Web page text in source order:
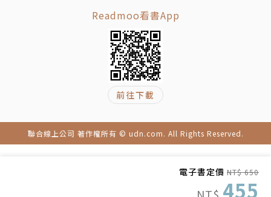
電子書定價 NT$ 650
455
勳章，自稱「視覺的歷史學家」，主張人物攝影應當展
現人的記憶與苦痛，與帕慕克同為世界知名的土耳其文
化巨擘，兩人也曾合作伊斯坦堡攝影集。
我日夜行走，看著所有瞬間的街景綿延成漫長的五十
而我心中的那個陌生人，也不停編織著在這座城市留下
痕跡的奇異故事……
梅夫魯特在伊斯坦堡的大街小巷日夜行走。
十五、聖導師 我受到非常不公平的對待
十六、賓邦咖啡 讓他們知道你的價值
十七、咖啡館員工的大騙局 你別插手
十八、在賓邦咖啡館的最後時日 兩萬頭羊
一、連襟卜茶店 國家以你為榮
二、在小店裡與兩個女人共處 其他電表與其他家庭
三、費哈電力四射的激情 我們離開這裡吧
五、梅夫魯特成為停車場管理員 愧疚與驚詫
Readmoo看書App
前往下載
聯合線上公司 著作權所有 © udn.com. All Rights Reserved.